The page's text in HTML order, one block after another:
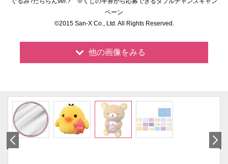
ペーン
©2015 San-X Co., Ltd. All Rights Reserved.
他の画像をみる